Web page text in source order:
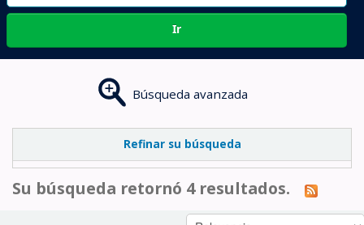
Ir
Búsqueda avanzada
Refinar su búsqueda
Su búsqueda retornó 4 resultados.